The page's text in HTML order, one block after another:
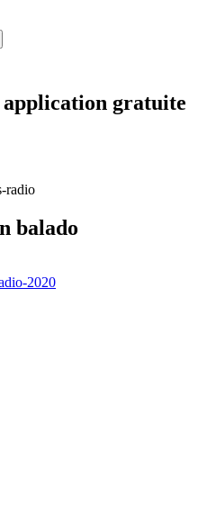
application gratuite
balado